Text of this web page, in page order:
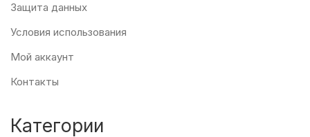
Защита данных
Условия использования
Мой аккаунт
Контакты
Категории